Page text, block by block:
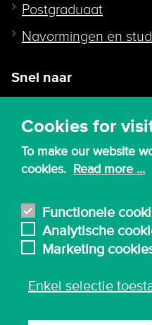
Cookies for
To make our website
cookies. Read more ...
Functionele
Analytische
Marketing
Enkel selectie
Postgraduaat
Navormingen en
Snel naar
Webmail
Canvas
Bibliotheek
English